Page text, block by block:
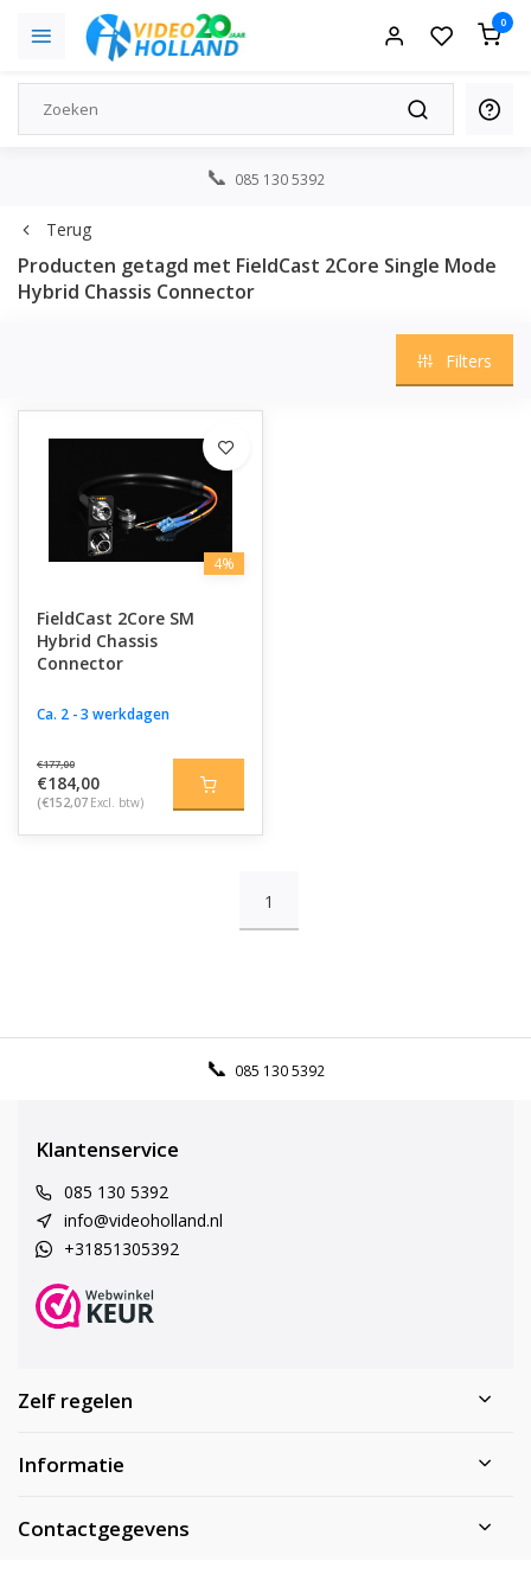
0
085 130 5392
Terug
Producten getagd met FieldCast 2Core Single Mode
Hybrid Chassis Connector
Filters
4%
FieldCast 2Core SM
Hybrid Chassis
Connector
Ca. 2 - 3 werkdagen
€177,00
€184,00
(€152,07 Excl. btw)
1
085 130 5392
Klantenservice
085 130 5392
info@videoholland.nl
+31851305392
Zelf regelen
Informatie
Contactgegevens